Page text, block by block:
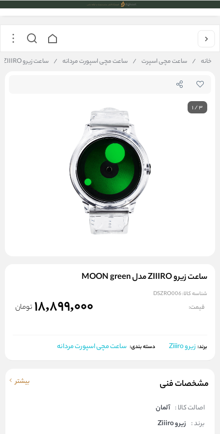
خانه / ساعت مچی اسپرت / ساعت مچی اسپورت مردانه / ساعت زیرو ZIIIRO مدل MOON green
1/3
ساعت زیرو ZIIIRO مدل MOON green
شناسه کالا:DSZRO006
قیمت: 18,899,000 تومان
برند: زیرو Ziiiro دسته بندی: ساعت مچی اسپورت مردانه
مشخصات فنی بیشتر
اصالت کالا : آلمان
برند : زیرو Ziiiro